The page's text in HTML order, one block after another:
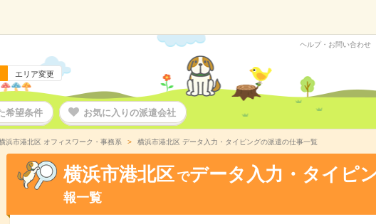
エリア変更
ヘルプ・お問い合わせ
希望条件 お気に入りの派遣会社
浜市港北区 オフィスワーク・事務系 横浜市港北区 データ入力・タイピングの派遣の仕事一覧
横浜市港北区 でデータ入力・タイピ
報一覧